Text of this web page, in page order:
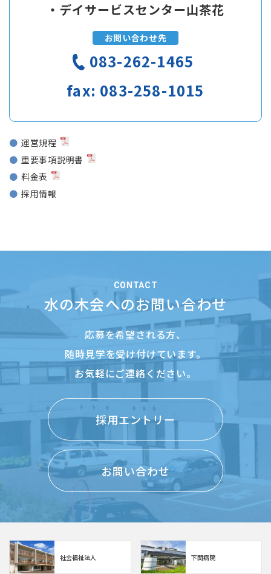
・デイサービスセンター山茶花
お問い合わせ先
083-262-1465
fax: 083-258-1015
運営規程
重要事項説明書
料金表
採用情報
CONTACT
水の木会へのお問い合わせ
応募を希望される方、
随時見学を受け付けています。
お気軽にご連絡ください。
採用エントリー
お問い合わせ
社会福祉法人 下関病院